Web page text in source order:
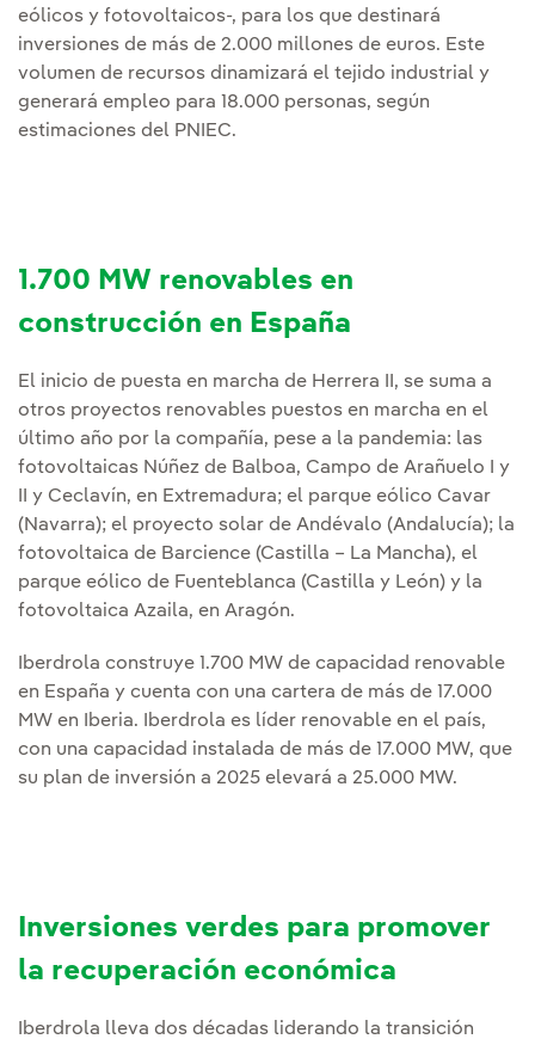
eólicos y fotovoltaicos-, para los que destinará
inversiones de más de 2.000 millones de euros. Este
volumen de recursos dinamizará el tejido industrial y
generará empleo para 18.000 personas, según
estimaciones del PNIEC.
1.700 MW renovables en
construcción en España
El inicio de puesta en marcha de Herrera II, se suma a
otros proyectos renovables puestos en marcha en el
último año por la compañía, pese a la pandemia: las
fotovoltaicas Núñez de Balboa, Campo de Arañuelo I y
II y Ceclavín, en Extremadura; el parque eólico Cavar
(Navarra); el proyecto solar de Andévalo (Andalucía); la
fotovoltaica de Barcience (Castilla – La Mancha), el
parque eólico de Fuenteblanca (Castilla y León) y la
fotovoltaica Azaila, en Aragón.
Iberdrola construye 1.700 MW de capacidad renovable
en España y cuenta con una cartera de más de 17.000
MW en Iberia. Iberdrola es líder renovable en el país,
con una capacidad instalada de más de 17.000 MW, que
su plan de inversión a 2025 elevará a 25.000 MW.
Inversiones verdes para promover
la recuperación económica
Iberdrola lleva dos décadas liderando la transición